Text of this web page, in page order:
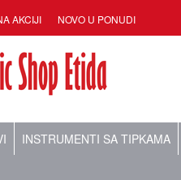
AKCIJI NOVO U PONUDI
INSTRUMENTI SA TIPKAMA